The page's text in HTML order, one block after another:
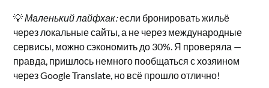
💡Маленький лайфхак:если бронировать жильё
через локальные сайты, а не через международные
сервисы, можно сэкономить до 30%. Я проверяла —
правда, пришлось немного пообщаться с хозяином
через Google Translate, но всё прошло отлично!